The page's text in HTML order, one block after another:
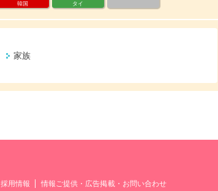
韓国 タイ
家族
採用情報 情報ご提供・広告掲載・お問い合わせ